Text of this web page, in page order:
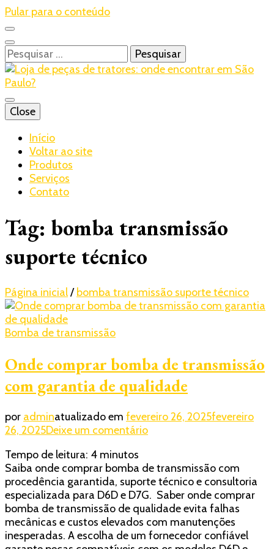
Pular para o conteúdo
Pesquisar
por:
Realtrac
Blog – Realtrac
Close
Início
Voltar ao site
Produtos
Serviços
Contato
Tag: bomba transmissão
suporte técnico
Página inicial/ bomba transmissão suporte técnico
Bomba de transmissão
Onde comprar bomba de transmissão
com garantia de qualidade
por adminatualizado em fevereiro 26, 2025fevereiro
26, 2025Deixe um comentárioem
bomba
de
transmissão
com
garantia
de
Tempo de leitura: 4 minutos
Saiba onde comprar bomba de transmissão com
procedência garantida, suporte técnico e consultoria
especializada para D6D e D7G. Saber onde comprar
bomba de transmissão de qualidade evita falhas
mecânicas e custos elevados com manutenções
inesperadas. A escolha de um fornecedor confiável